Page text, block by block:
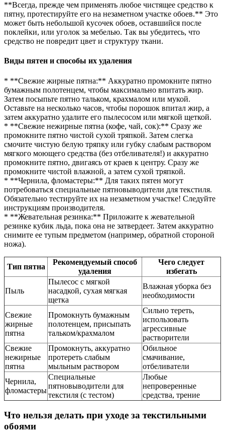
**Всегда, прежде чем применять любое чистящее средство к
пятну, протестируйте его на незаметном участке обоев.** Это
может быть небольшой кусочек обоев, оставшийся после
поклейки, или уголок за мебелью. Так вы убедитесь, что
средство не повредит цвет и структуру ткани.
Виды пятен и способы их удаления
* **Свежие жирные пятна:** Аккуратно промокните пятно
бумажным полотенцем, чтобы максимально впитать жир.
Затем посыпьте пятно тальком, крахмалом или мукой.
Оставьте на несколько часов, чтобы порошок впитал жир, а
затем аккуратно удалите его пылесосом или мягкой щеткой.
* **Свежие нежирные пятна (кофе, чай, сок):** Сразу же
промокните пятно чистой сухой тряпкой. Затем слегка
смочите чистую белую тряпку или губку слабым раствором
мягкого моющего средства (без отбеливателя!) и аккуратно
промокните пятно, двигаясь от краев к центру. Сразу же
промокните чистой влажной, а затем сухой тряпкой.
* **Чернила, фломастеры:** Для таких пятен могут
потребоваться специальные пятновыводители для текстиля.
Обязательно тестируйте их на незаметном участке! Следуйте
инструкциям производителя.
* **Жевательная резинка:** Приложите к жевательной
резинке кубик льда, пока она не затвердеет. Затем аккуратно
снимите ее тупым предметом (например, обратной стороной
ножа).
Тип пятна
Рекомендуемый способ
удаления
Чего следует
избегать
Пыль
Пылесос с мягкой
насадкой, сухая мягкая
щетка
Влажная уборка без
необходимости
Свежие
жирные
пятна
Промокнуть бумажным
полотенцем, присыпать
тальком/крахмалом
Сильно тереть,
использовать
агрессивные
растворители
Свежие
нежирные
пятна
Промокнуть, аккуратно
протереть слабым
мыльным раствором
Обильное
смачивание,
отбеливатели
Чернила,
фломастеры
Специальные
пятновыводители для
текстиля (с тестом)
Любые
непроверенные
средства, трение
Что нельзя делать при уходе за текстильными
обоями